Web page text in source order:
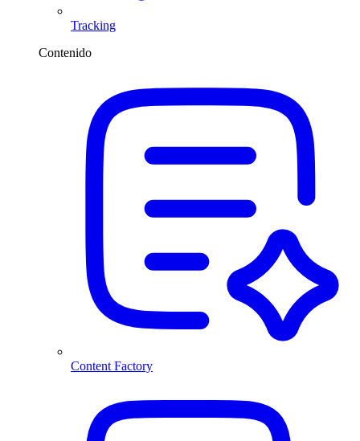
Tracking
Contenido
Content Factory